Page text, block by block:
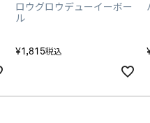
ロウグロウデューイーボー
ル
¥1,815税込